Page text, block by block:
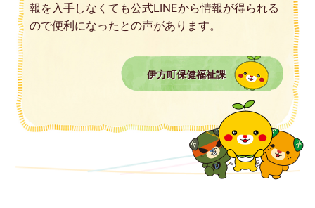
報を入手しなくても公式LINEから情報が得られる
ので便利になったとの声があります。
伊方町保健福祉課